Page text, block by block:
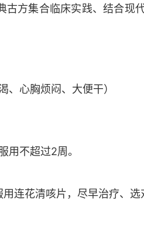
方集合临床实践、结合
、心胸烦闷、大便干）
用不超过2周。
花清咳片，尽早治疗、